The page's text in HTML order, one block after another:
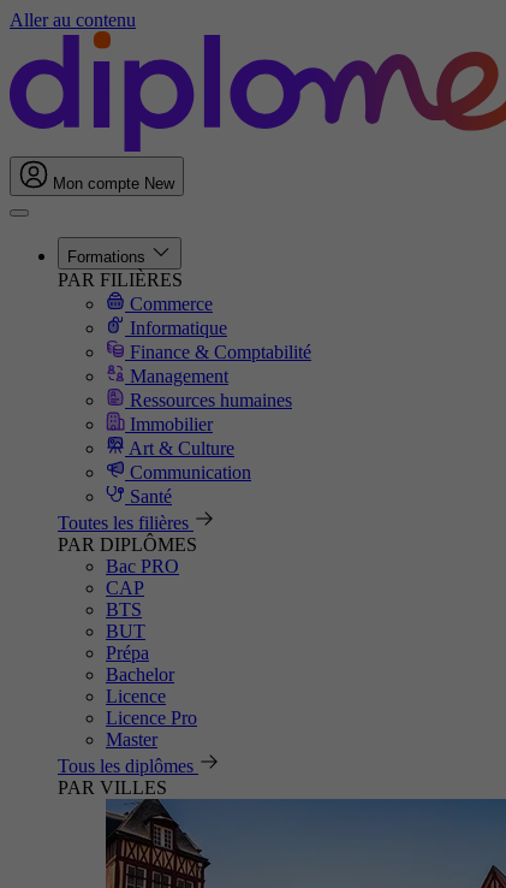
Aller au contenu
Mon compte New
Formations
PAR FILIÈRES
Commerce
Informatique
Finance & Comptabilité
Management
Ressources humaines
Immobilier
Art & Culture
Communication
Santé
Toutes les filières
PAR DIPLÔMES
Bac PRO
CAP
BTS
BUT
Prépa
Bachelor
Licence
Licence Pro
Master
Tous les diplômes
PAR VILLES